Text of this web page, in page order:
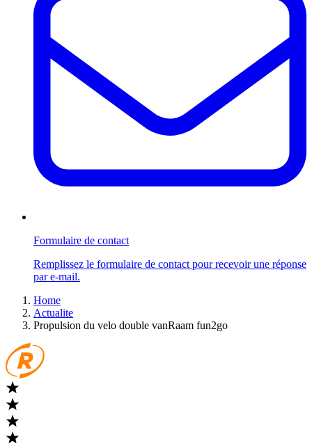
Formulaire de contact
Remplissez le formulaire de contact pour recevoir une réponse
par e-mail.
Home
Actualite
Propulsion du velo double vanRaam fun2go